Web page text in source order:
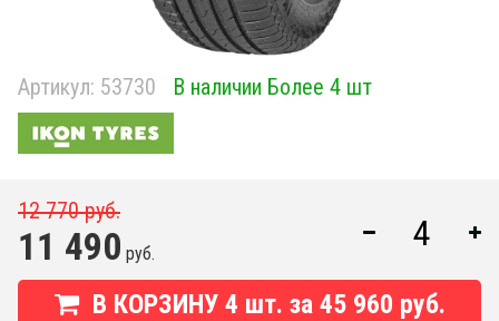
Артикул: 53730 В наличии Более 4 шт
12 770 руб.
11 490 руб.
В КОРЗИНУ 4 шт. за 45 960 руб.